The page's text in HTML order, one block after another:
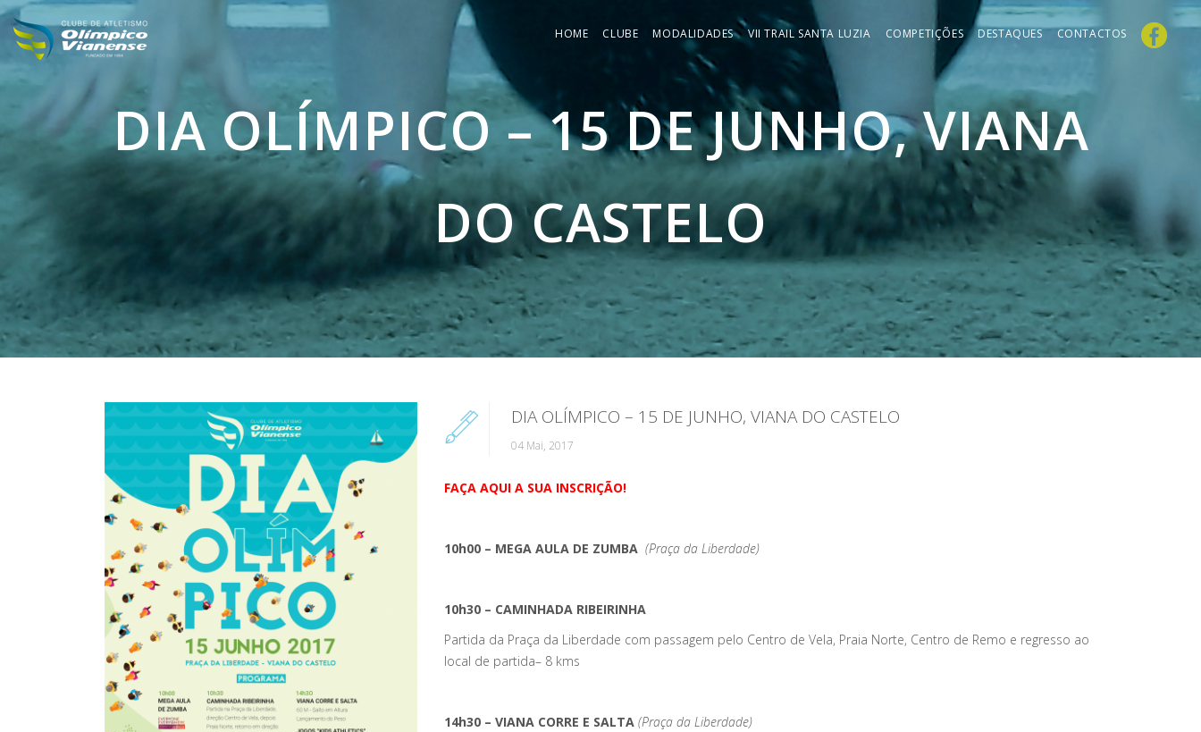
HOME CLUBE MODALIDADES VII TRAIL SANTA LUZIA COMPETIÇÕES DESTAQUES CONTACTOS
DIA OLÍMPICO – 15 DE JUNHO, VIANA
DO CASTELO
DIA OLÍMPICO – 15 DE JUNHO, VIANA DO CASTELO
04 Mai, 2017
FAÇA AQUI A SUA INSCRIÇÃO!
10h00 – MEGA AULA DE ZUMBA (Praça da Liberdade)
10h30 – CAMINHADA RIBEIRINHA
Partida da Praça da Liberdade com passagem pelo Centro de Vela, Praia Norte, Centro de Remo e regresso ao
local de partida– 8 kms
14h30 – VIANA CORRE E SALTA (Praça da Liberdade)